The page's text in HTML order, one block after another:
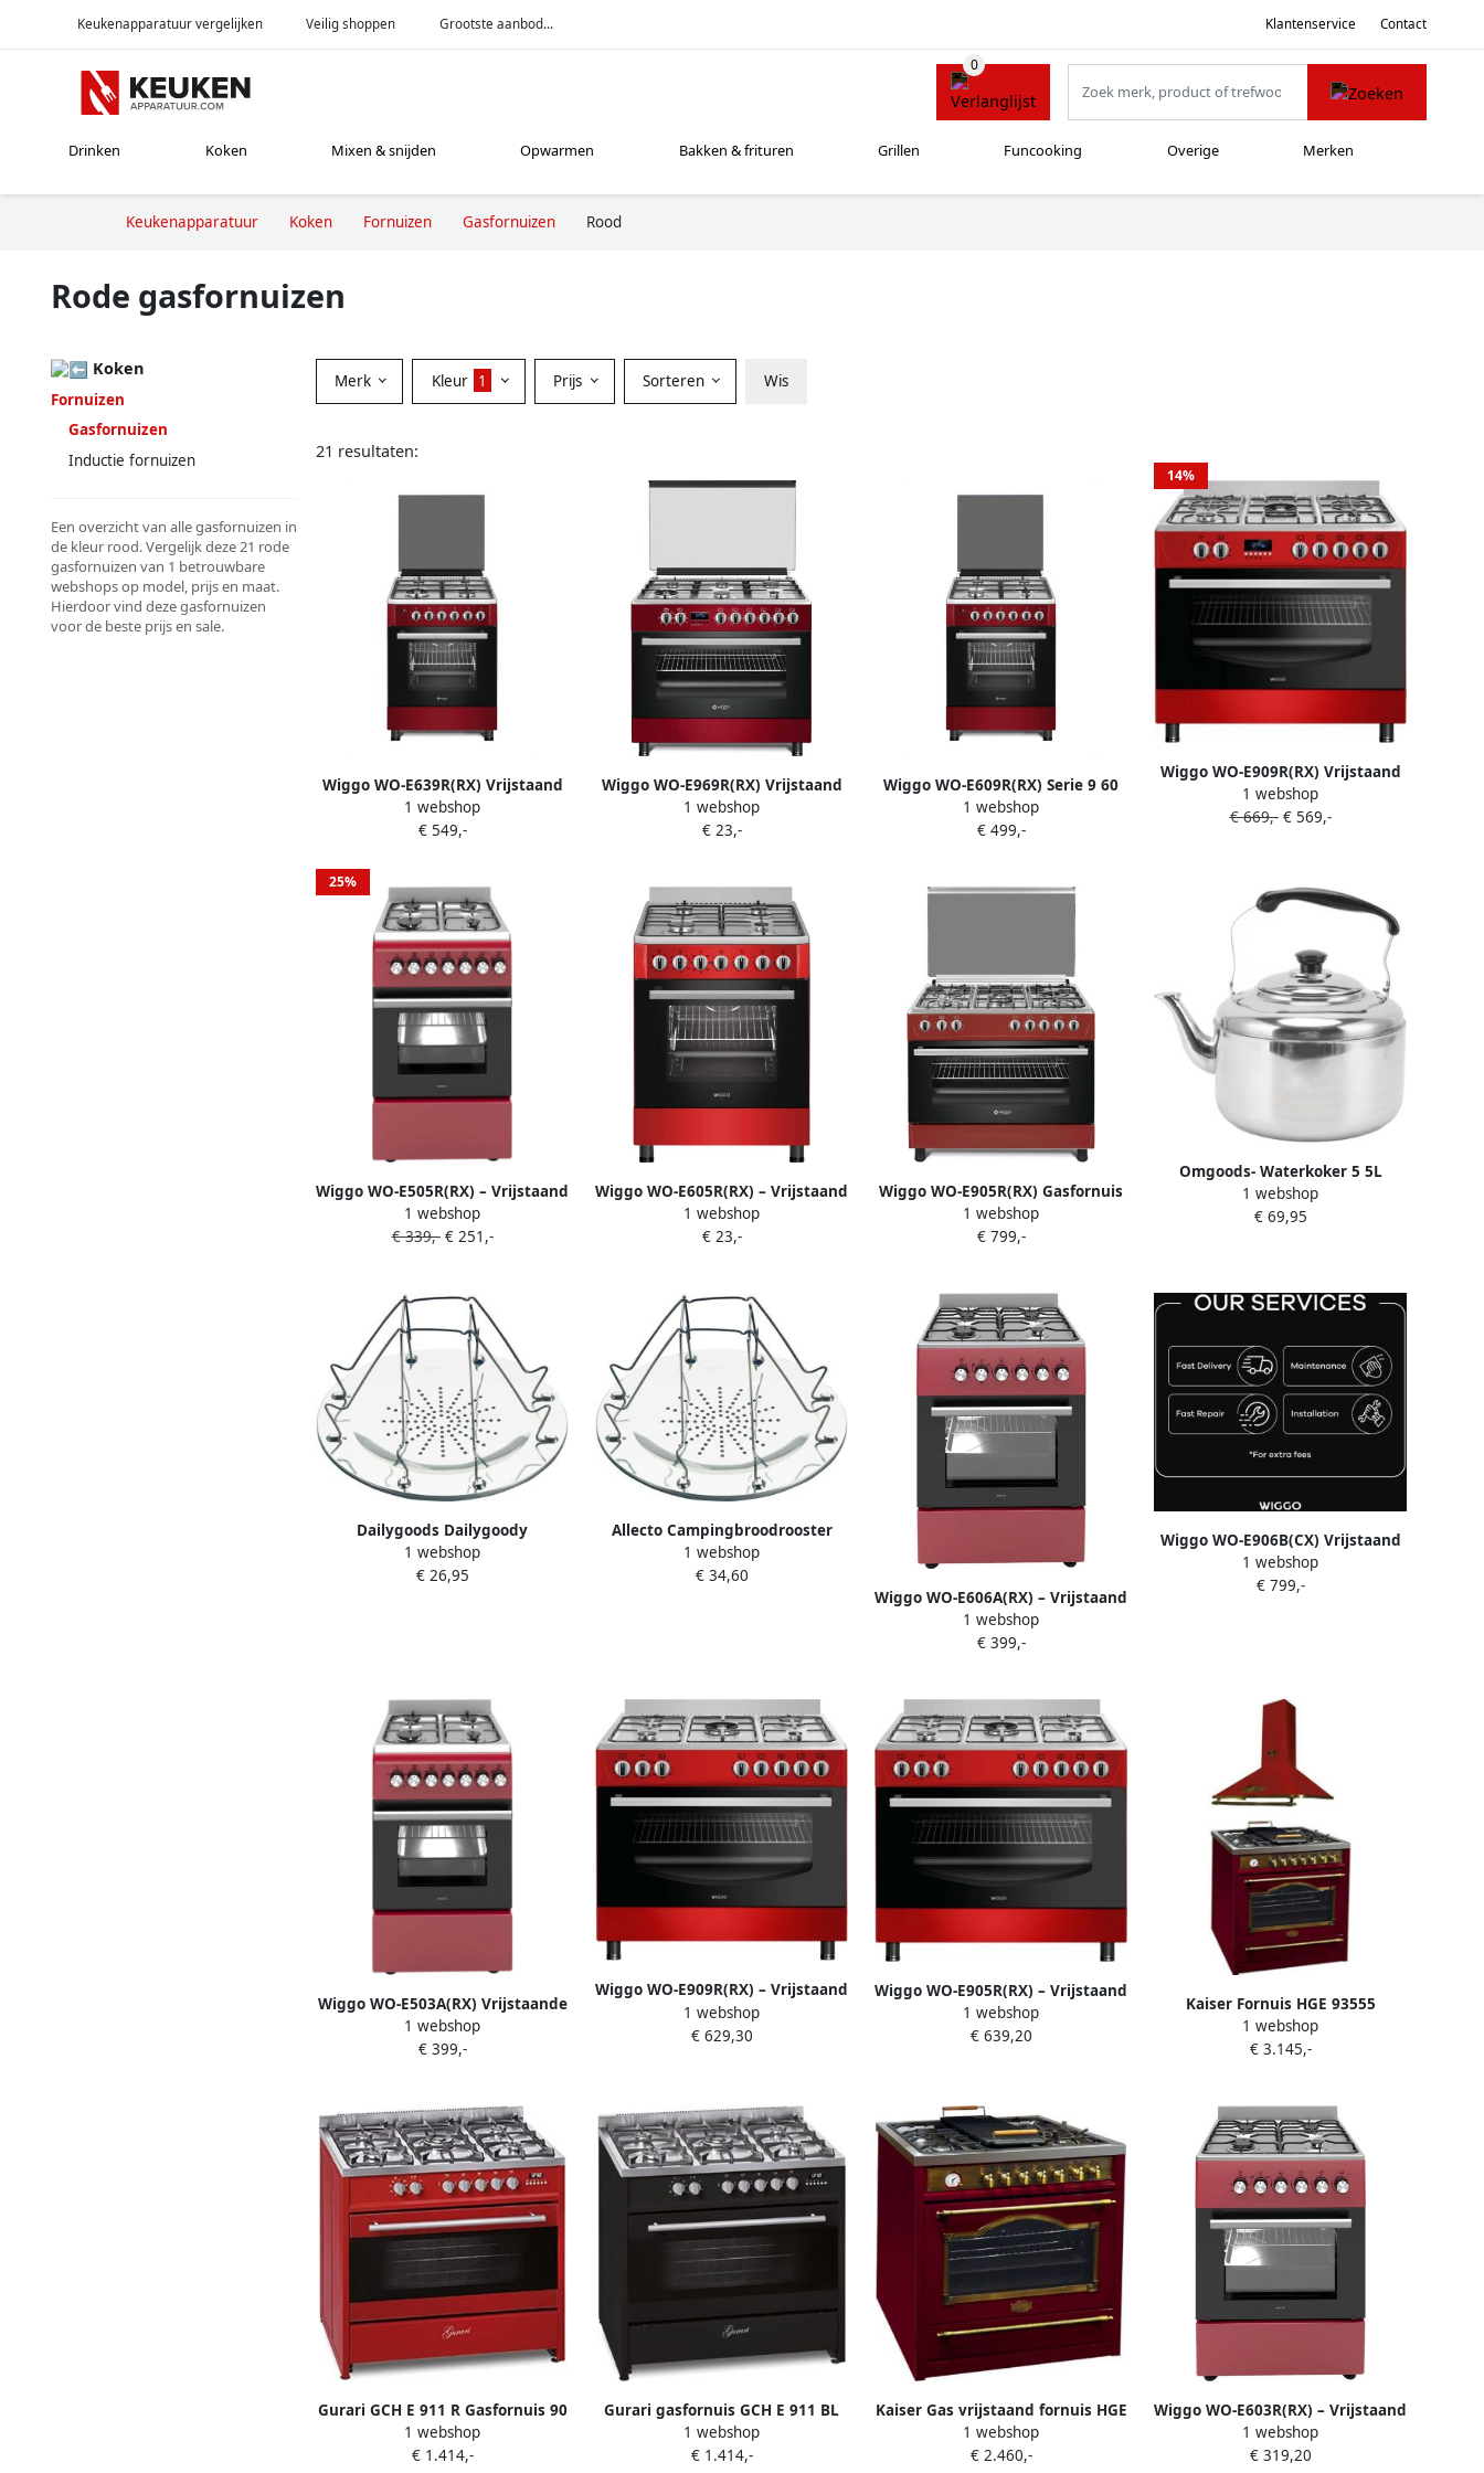
Keukenapparatuur vergelijken Veilig shoppen Grootste aanbod... Klantenservice Contact
Drinken Koken Mixen & snijden Opwarmen Bakken & frituren Grillen Funcooking Overige Merken
Keukenapparatuur Koken Fornuizen Gasfornuizen Rood
Rode gasfornuizen
Koken
Fornuizen
Gasfornuizen
Inductie fornuizen
Een overzicht van alle gasfornuizen in
de kleur rood. Vergelijk deze 21 rode
gasfornuizen van 1 betrouwbare
webshops op model, prijs en maat.
Hierdoor vind deze gasfornuizen
voor de beste prijs en sale.
Merk Kleur 1 Prijs Sorteren Wis
21 resultaten:
Wiggo WO-E639R(RX) Vrijstaand
Gasfornuis Wok 60 cm 66 Liter 4
pitten Energieklasse B 5 jaar
1 webshop
€ 549,-
Wiggo WO-E969R(RX) Vrijstaand
Gasfornuis 90 cm 110 Liter 6
pitten Energieklasse B 5 jaar
1 webshop
€ 23,-
Wiggo WO-E609R(RX) Serie 9 60
cm Gasfornuis Rood Rvs
1 webshop
€ 499,-
14%
Wiggo WO-E909R(RX) Vrijstaand
Gasfornuis 90 cm 110 Liter 5
pitten Energieklasse B 5 jaar
1 webshop
€ 669,-€ 569,-
25%
Wiggo WO‑E505R(RX) – Vrijstaand
gasfornuis – 50 cm – 4 kookzones
– 52L elektrische oven – Rood
1 webshop
€ 339,-€ 251,-
Wiggo WO-E605R(RX) – Vrijstaand
Gasfornuis – 60 cm – 4 Gaspitten
– Oven 66L – Energieklasse B – 5
1 webshop
€ 23,-
Wiggo WO-E905R(RX) Gasfornuis
5 Kookzones 7 Ovenstanden
Wokbrander Timer 5 Jaar
1 webshop
€ 799,-
Omgoods- Waterkoker 5 5L
Roestvrij Staal Theeketel
Comfortabele Grip Geschikt voor
1 webshop
€ 69,95
Dailygoods Dailygoody
Campingbroodrooster Gasfornuis
broodrooster Roestvrij staal voor
1 webshop
€ 26,95
Allecto Campingbroodrooster
Gasfornuis broodrooster
Roestvrij staal voor 4 sneden
1 webshop
€ 34,60
Wiggo WO-E606A(RX) – Vrijstaand
Gasfornuis met Elektrische Oven
(60 cm) – Rood
1 webshop
€ 399,-
Wiggo WO-E906B(CX) Vrijstaand
Gasfornuis 90 cm 110 Liter 5
pitten Energieklasse A 5 jaar
1 webshop
€ 799,-
Wiggo WO-E503A(RX) Vrijstaande
Gasfornuis 50 cm Rood
1 webshop
€ 399,-
Wiggo WO‑E909R(RX) – Vrijstaand
gasfornuis – 90 cm – 5 kookzones
met wokbrander – 110L
vlambeveiliging – Energieklasse
B – 5 jaar garantie
1 webshop
€ 629,30
Wiggo WO‑E905R(RX) – Vrijstaand
gasfornuis – 90 cm – 5 kookzones
met wokbrander – 110L
vonkontsteking &
vlambeveiliging – Energieklasse
B – 5 jaar garantie
1 webshop
€ 639,20
Kaiser Fornuis HGE 93555
RotEm+A 9315 RotEm retro
elektrisch gasfornuis 90 cm incl
1 webshop
€ 3.145,-
Gurari GCH E 911 R Gasfornuis 90
cm Reiscooktoestel 121L 8
functies Hot Air Gril 5
1 webshop
€ 1.414,-
Gurari gasfornuis GCH E 911 BL
elektrisch gasfornuis 90 cm
Range Coocker 121L 8 functies
1 webshop
€ 1.414,-
Kaiser Gas vrijstaand fornuis HGE
93555 RotEm Retro elektrische
vrijstaande gasfornuis 90 cm
1 webshop
€ 2.460,-
Wiggo WO‑E603R(RX) – Vrijstaand
gasfornuis – 60 cm – 4 kookzones
– 56L elektrische oven – Rood
1 webshop
€ 319,20